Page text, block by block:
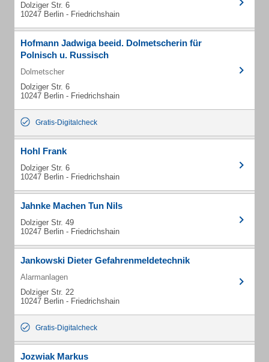
Dolziger Str. 6
10247 Berlin - Friedrichshain
Hofmann Jadwiga beeid. Dolmetscherin für
Polnisch u. Russisch
Dolmetscher
Dolziger Str. 6
10247 Berlin - Friedrichshain
Gratis-Digitalcheck
Hohl Frank
Dolziger Str. 6
10247 Berlin - Friedrichshain
Jahnke Machen Tun Nils
Dolziger Str. 49
10247 Berlin - Friedrichshain
Jankowski Dieter Gefahrenmeldetechnik
Alarmanlagen
Dolziger Str. 22
10247 Berlin - Friedrichshain
Gratis-Digitalcheck
Jozwiak Markus